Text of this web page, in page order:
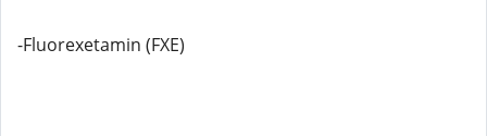
-Fluorexetamin (FXE)